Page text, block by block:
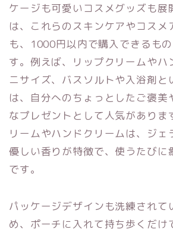
ケージも可愛いコスメグッズも展
は、これらのスキンケアやコスメ
も、1000円以内で購入できるも
す。例えば、リップクリームやハ
ニサイズ、バスソルトや入浴剤と
は、自分へのちょっとしたご褒美
なプレゼントとして人気がありま
リームやハンドクリームは、ジェ
優しい香りが特徴で、使うたびに
です。
パッケージデザインも洗練されて
め、ポーチに入れて持ち歩くだけ